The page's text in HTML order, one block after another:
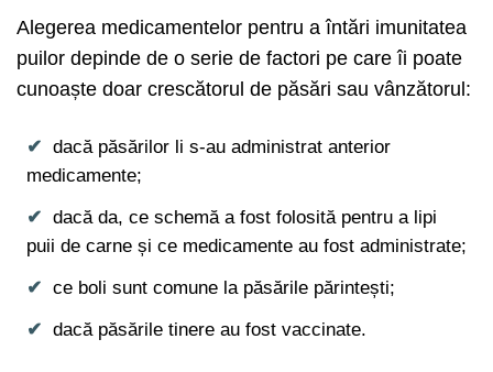
Alegerea medicamentelor pentru a întări imunitatea
puilor depinde de o serie de factori pe care îi poate
cunoaște doar crescătorul de păsări sau vânzătorul:
dacă păsărilor li s-au administrat anterior
medicamente;
dacă da, ce schemă a fost folosită pentru a lipi
puii de carne și ce medicamente au fost administrate;
ce boli sunt comune la păsările părintești;
dacă păsările tinere au fost vaccinate.